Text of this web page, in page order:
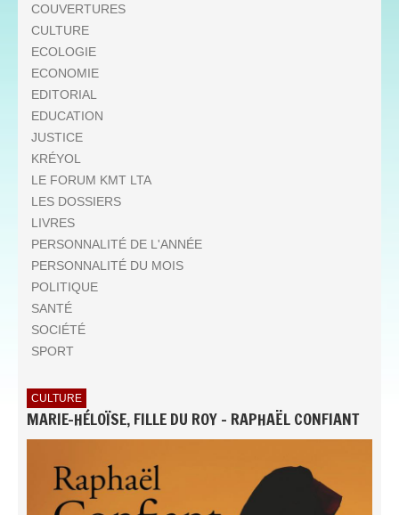
COUVERTURES
CULTURE
ECOLOGIE
ECONOMIE
EDITORIAL
EDUCATION
JUSTICE
KRÉYOL
LE FORUM KMT LTA
LES DOSSIERS
LIVRES
PERSONNALITÉ DE L'ANNÉE
PERSONNALITÉ DU MOIS
POLITIQUE
SANTÉ
SOCIÉTÉ
SPORT
CULTURE
MARIE-HÉLOÏSE, FILLE DU ROY - RAPHAËL CONFIANT